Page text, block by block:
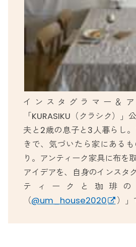
インスタグラマー＆ア
「KURASIKU（クラシク）」
夫と2歳の息子と3人暮らし
きで、気づいたら家にある
り。アンティーク家具に布を
アイデアを、自身のインスタ
ティークと珈琲
（@um_house2020 ）」